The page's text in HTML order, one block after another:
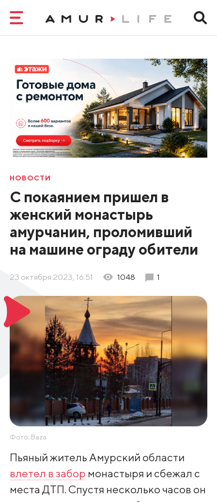
НОВОСТИ
C покаянием пришел в
женский монастырь
амурчанин, проломивший
на машине ограду обители
23 октября 2023, 16:51 1048 1
Фото: Baza
Пьяный житель Амурский области
влетел в забор монастыря и сбежал с
места ДТП. Спустя несколько часов он